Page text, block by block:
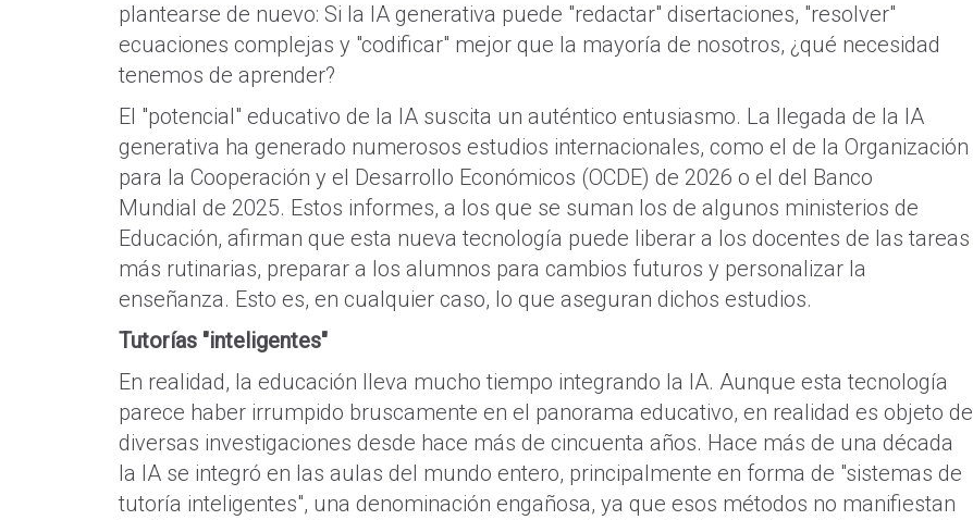
plantearse de nuevo: Si la IA generativa puede "redactar" disertaciones, "resolver"
ecuaciones complejas y "codificar" mejor que la mayoría de nosotros, ¿qué necesidad
tenemos de aprender?
El "potencial" educativo de la IA suscita un auténtico entusiasmo. La llegada de la IA
generativa ha generado numerosos estudios internacionales, como el de la Organización
para la Cooperación y el Desarrollo Económicos (OCDE) de 2026 o el del Banco
Mundial de 2025. Estos informes, a los que se suman los de algunos ministerios de
Educación, afirman que esta nueva tecnología puede liberar a los docentes de las tareas
más rutinarias, preparar a los alumnos para cambios futuros y personalizar la
enseñanza. Esto es, en cualquier caso, lo que aseguran dichos estudios.
Tutorías "inteligentes"
En realidad, la educación lleva mucho tiempo integrando la IA. Aunque esta tecnología
parece haber irrumpido bruscamente en el panorama educativo, en realidad es objeto de
diversas investigaciones desde hace más de cincuenta años. Hace más de una década
la IA se integró en las aulas del mundo entero, principalmente en forma de "sistemas de
tutoría inteligentes", una denominación engañosa, ya que esos métodos no manifiestan